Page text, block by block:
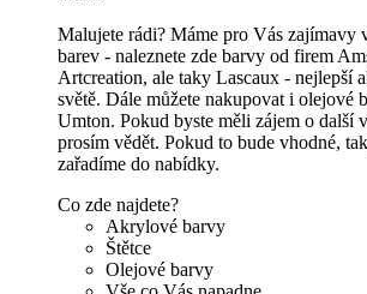
Malujete rádi? Máme pro Vás zajímavy
barev - naleznete zde barvy od firem
Artcreation, ale taky Lascaux - nejlepší
světě. Dále můžete nakupovat i olejové
Umton. Pokud byste měli zájem o další
prosím vědět. Pokud to bude vhodné,
zařadíme do nabídky.
Co zde najdete?
Akrylové barvy
Štětce
Olejové barvy